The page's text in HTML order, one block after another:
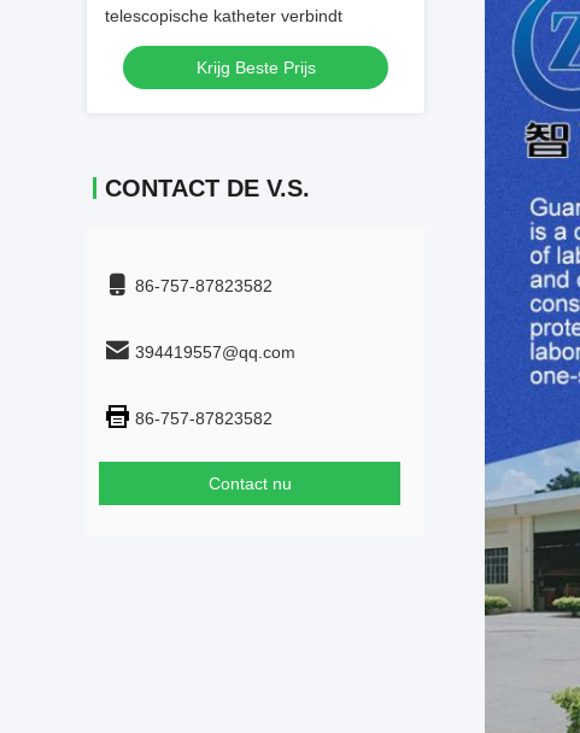
telescopische katheter verbindt
Krijg Beste Prijs
CONTACT DE V.S.
86-757-87823582
394419557@qq.com
86-757-87823582
Contact nu